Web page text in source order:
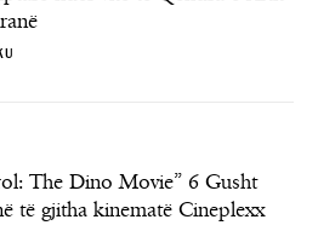
The Dino Movie” 6 Gusht
të gjitha kinematë Cineplexx